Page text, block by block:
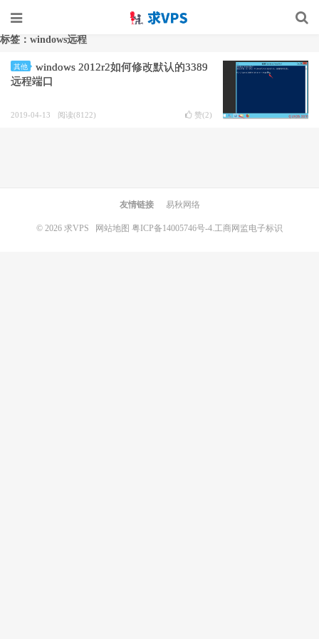
标签：windows远程
其他
windows 2012r2如何修改默认的3389
远程端口
2019-04-13 阅读(8122) 赞(2)
友情链接 易秋网络
© 2026 求VPS 网站地图 粤ICP备14005746号-4.工商网监电子标识